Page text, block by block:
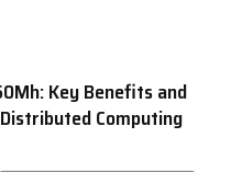
Key Benefits and
Computing